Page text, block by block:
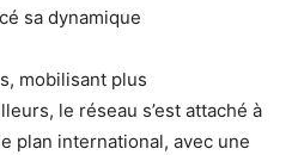
sa dynamique
mobilisant plus
le réseau s’est attaché à
plan international, avec une